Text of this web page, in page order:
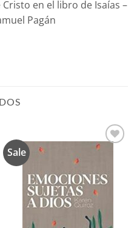
en el libro de Isaías –
Pagán
Sale
Añadir
deseos